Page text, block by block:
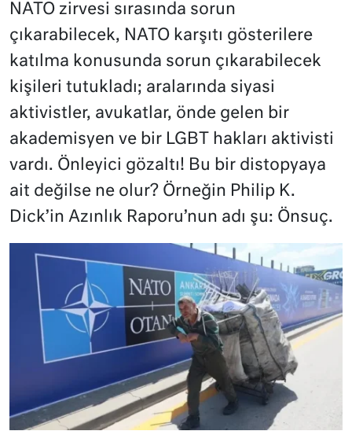
NATO zirvesi sırasında sorun
çıkarabilecek, NATO karşıtı gösterilere
katılma konusunda sorun çıkarabilecek
kişileri tutukladı; aralarında siyasi
aktivistler, avukatlar, önde gelen bir
akademisyen ve bir LGBT hakları aktivisti
vardı. Önleyici gözaltı! Bu bir distopyaya
ait değilse ne olur? Örneğin Philip K.
Dick’in Azınlık Raporu’nun adı şu: Önsuç.